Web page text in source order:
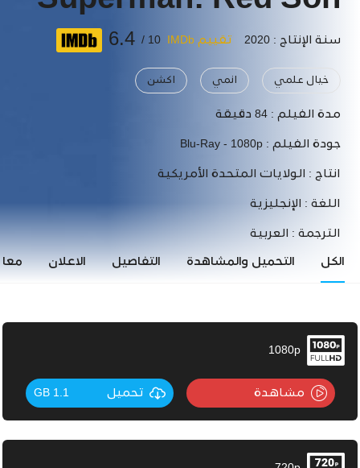
سنة الإنتاج : 2020 تقييم IMDb 10 /
6.4
خيال علمي انمي اكشن
مدة الفيلم : 84 دقيقة
جودة الفيلم : Blu-Ray - 1080p
انتاج : الولايات المتحدة الأمريكية
اللغة : الإنجليزية
الترجمة : العربية
الكل التحميل والمشاهدة التفاصيل الاعلان
1080p
مشاهدة تحميل 1.1 GB